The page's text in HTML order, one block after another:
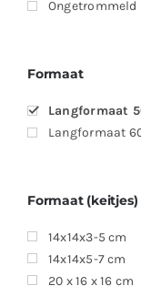
Ongetrommeld
Formaat
Langformaat
Langformaat
Formaat (keitjes)
14x14x3-5 cm
14x14x5-7 cm
20 x 16 x 16 cm